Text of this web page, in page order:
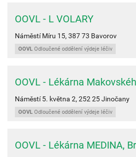
OOVL - L VOLARY
Náměstí Míru 15, 387 73 Bavorov
OOVL Odloučené oddělení výdeje léčiv
OOVL - Lékárna
Náměstí 5. května 2, 252 25Jinočany
OOVL Odloučené oddělení výdeje léčiv
OOVL - Lékárna MEDINA,